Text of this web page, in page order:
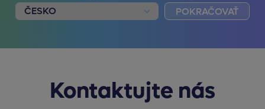
POKRAČOVAŤ
Kontaktujte nás